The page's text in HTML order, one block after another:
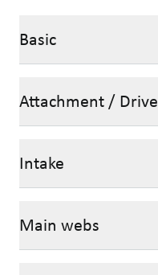
Basic
Attachment / Drive
Intake
Main webs